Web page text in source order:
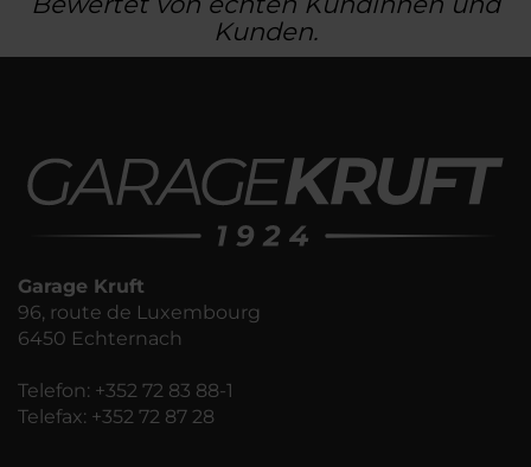
Kunden.
Garage Kruft
96, route de Luxembourg
6450 Echternach
Telefon: +352 72 83 88-1
Telefax: +352 72 87 28